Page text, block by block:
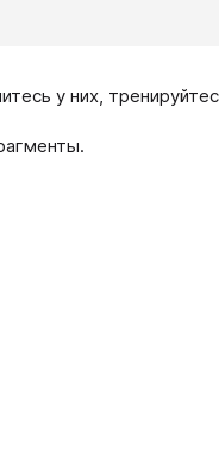
у них,